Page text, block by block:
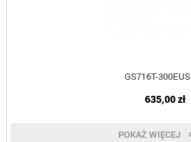
GS716T-300EUS
635,00 zł
POKAŻ WIĘCEJ